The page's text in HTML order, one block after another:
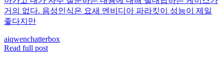
거의 없다. 음성인식은 요새 엔비디아 파라킷이 성능이 제일
좋다지만
aiqwenchatterbox
Read full post